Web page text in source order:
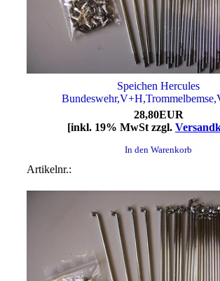
Speichen Hercules
28,80EUR
[inkl. 19% MwSt zzgl.
In den Warenkorb
Artikelnr.: